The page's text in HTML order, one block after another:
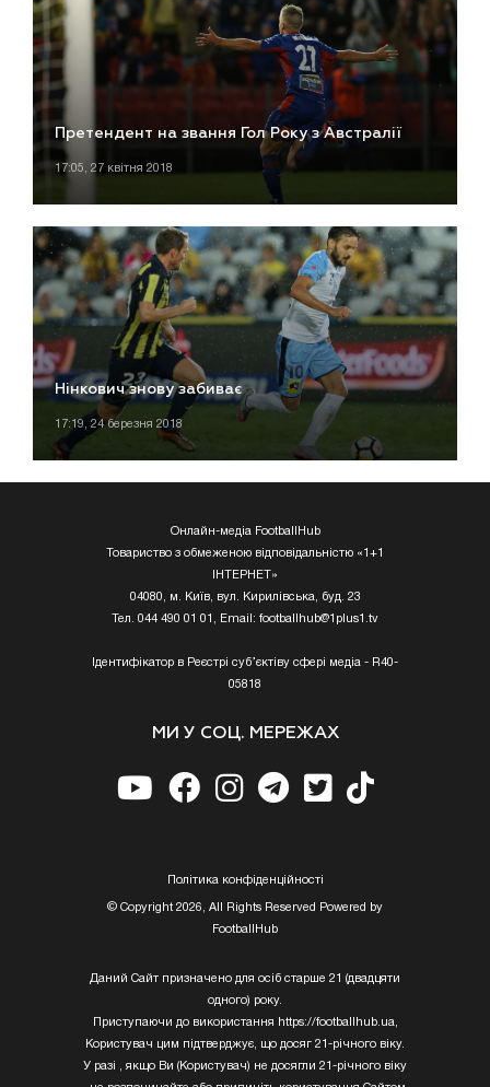
Претендент на звання Гол Року з Австралії
17:05, 27 квітня 2018
Нінкович знову забиває
17:19, 24 березня 2018
Онлайн-медіа FootballHub
Товариство з обмеженою відповідальністю «1+1
ІНТЕРНЕТ»
04080, м. Київ, вул. Кирилівська, буд. 23
Тел. 044 490 01 01, Email: footballhub@1plus1.tv
Ідентифікатор в Реєстрі суб’єктіву сфері медіа - R40-
05818
МИ У СОЦ. МЕРЕЖАХ
Полiтика конфiденцiйностi
© Copyright 2026, All Rights Reserved Powered by
FootballHub
Даний Сайт призначено для осіб старше 21 (двадцяти
одного) року.
Приступаючи до використання https://footballhub.ua,
Користувач цим підтверджує, що досяг 21-річного віку.
У разі , якщо Ви (Користувач) не досягли 21-річного віку